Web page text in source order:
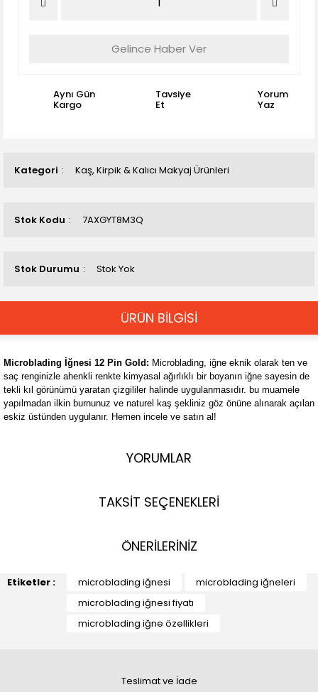
Kategori Kaş, Kirpik & Kalıcı Makyaj Ürünleri
Stok Kodu 7AXGYT8M3Q
Stok Durumu Stok Yok
Gelince Haber Ver
Aynı Gün
Kargo
Tavsiye
Et
Yorum
Yaz
ÜRÜN BİLGİSİ
Microblading İğnesi 12 Pin Gold: Microblading, iğne eknik olarak ten ve
saç renginizle ahenkli renkte kimyasal ağırlıklı bir boyanın iğne sayesin de
tekli kıl görünümü yaratan çizgililer halinde uygulanmasıdır. bu muamele
yapılmadan ilkin burnunuz ve naturel kaş şekliniz göz önüne alınarak açılan
eskiz üstünden uygulanır. Hemen incele ve satın al!
YORUMLAR
TAKSİT SEÇENEKLERİ
ÖNERİLERİNİZ
Etiketler : microblading iğnesi
microblading iğneleri
microblading iğnesi fiyatı
microblading iğne özellikleri
Teslimat ve İade